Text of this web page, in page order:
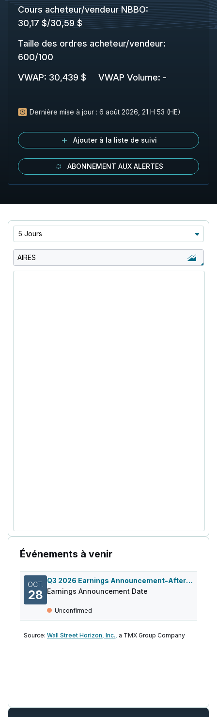
Cours acheteur/vendeur NBBO:
30,17 $/30,59 $
Taille des ordres acheteur/vendeur:
600/100
VWAP: 30,439 $ VWAP Volume: -
Dernière mise à jour : 6 août 2026, 21 H 53 (HE)
Ajouter à la liste de suivi
ABONNEMENT AUX ALERTES
5 Jours
AIRES
Événements à venir
OCT.
28
Q3 2026 Earnings Announcement-After Mkt
Earnings Announcement Date
Unconfirmed
Source: Wall Street Horizon, Inc., a TMX Group Company